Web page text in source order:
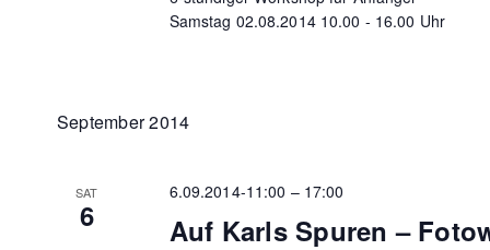
Samstag 02.08.2014 10.00 - 16.00 Uhr
September 2014
SAT
6 Auf Karls Spuren –
6.09.2014-11:00 – 17:00